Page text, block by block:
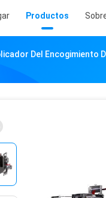
Productos
Del Encogimiento